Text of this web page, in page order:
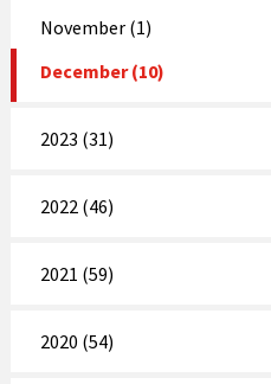
November (1)
December (10)
2023 (31)
2022 (46)
2021 (59)
2020 (54)